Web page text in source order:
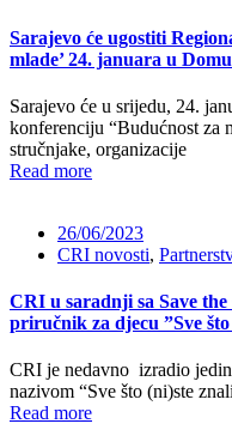
Sarajevo će ugostiti
mlade’ 24. januara u
Sarajevo će u srijedu, 24.
konferenciju “Budućnost za
stručnjake, organizacije
Read more
26/06/2023
CRI novosti,
CRI u saradnji sa Save
priručnik za djecu ”Sve
CRI je nedavno izradio
nazivom “Sve što (ni)ste
Read more